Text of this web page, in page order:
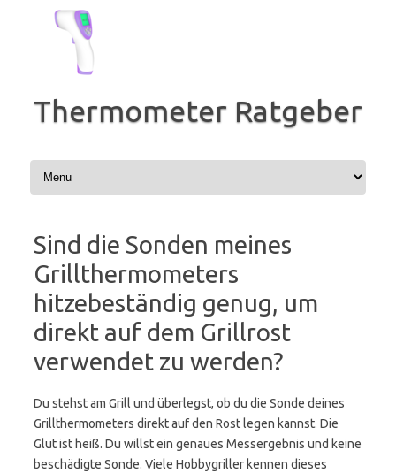
springen
Thermometer Ratgeber
Sind die Sonden meines
Grillthermometers
hitzebeständig genug, um
direkt auf dem Grillrost
verwendet zu werden?
Du stehst am Grill und überlegst, ob du die Sonde deines
Grillthermometers direkt auf den Rost legen kannst. Die
Glut ist heiß. Du willst ein genaues Messergebnis und keine
beschädigte Sonde. Viele Hobbygriller kennen dieses